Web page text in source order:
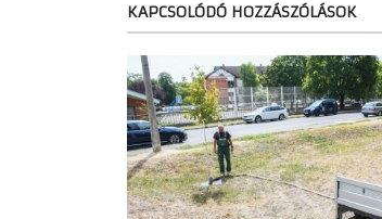
KAPCSOLÓDÓ HOZZÁSZÓLÁSOK